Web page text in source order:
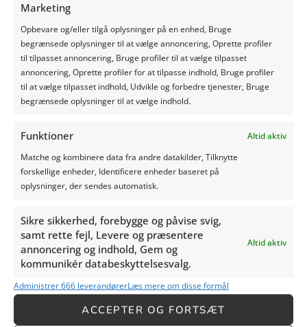
Marketing
Opbevare og/eller tilgå oplysninger på en enhed, Bruge
begrænsede oplysninger til at vælge annoncering, Oprette profiler
til tilpasset annoncering, Bruge profiler til at vælge tilpasset
annoncering, Oprette profiler for at tilpasse indhold, Bruge profiler
til at vælge tilpasset indhold, Udvikle og forbedre tjenester, Bruge
begrænsede oplysninger til at vælge indhold.
Funktioner
Altid aktiv
Matche og kombinere data fra andre datakilder, Tilknytte
forskellige enheder, Identificere enheder baseret på
oplysninger, der sendes automatisk.
Sikre sikkerhed, forebygge og påvise svig,
samt rette fejl, Levere og præsentere
annoncering og indhold, Gem og
kommunikér databeskyttelsesvalg.
Altid aktiv
Administrer 666 leverandørerLæs mere om disse formål
ACCEPTER OG FORTSÆT
5. Verdicht zo
goed mogelijk
De vijfde tip is om de mais zo
strak mogelijk in de kuil te
persen. Dit helpt om de
vergemakkelijken. Het helpt
ook om het risico op bederf
en verdere fermentatie te
6. Bedek het
kuilvoer met
plastic
De zesde tip is om de kuil bij